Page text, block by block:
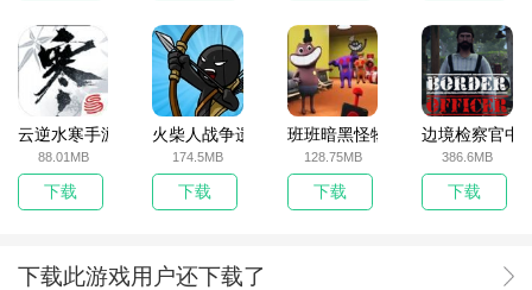
云逆水寒手游
88.01MB
下载
火柴人战争遗产无敌版
174.5MB
下载
班班暗黑怪物生存挑战5
128.75MB
下载
边境检察官中
386.6MB
下载
下载此游戏用户还下载了